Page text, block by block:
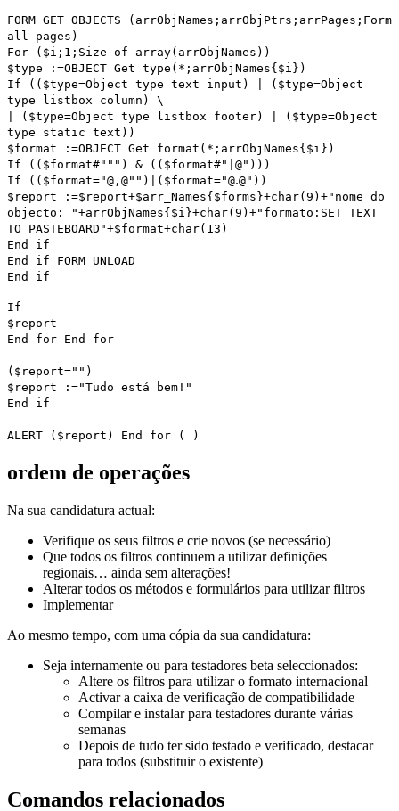
FORM GET OBJECTS ( arrObjNames ; arrObjPtrs ; arrPages ; Form
all pages )
For ( $i ;1; Size of array( arrObjNames ))
$type :=OBJECT Get type (*; arrObjNames{ $i })
If (( $type=Object type text input ) | ( $type=Object
type listbox column ) \
| ( $type=Object type listbox footer) | ( $type=Object
type static text ))
$format :=OBJECT Get format(*; arrObjNames{ $i })
If (( $format#""") & (( $format#"|@")))
If (( $format="@,@"")|( $format="@.@"))
$report :=$report+$arr_Names{ $forms }+char(9)+"nome do
objecto: "+arrObjNames{ $i }+char(9)+"formato: SET TEXT
TO PASTEBOARD "+$format+char(13)
End if
End if
FORM UNLOAD
End if
If
$report
End for End for
( $report="")
$report :="Tudo está bem!"
End if
ALERT ( $report ) End for ( )
ordem de operações
Na sua candidatura actual:
Verifique os seus filtros e crie novos (se necessário)
Que todos os filtros continuem a utilizar definições
regionais… ainda sem alterações!
Alterar todos os métodos e formulários para utilizar filtros
Implementar
Ao mesmo tempo, com uma cópia da sua candidatura:
Seja internamente ou para testadores beta seleccionados:
Altere os filtros para utilizar o formato internacional
Activar a caixa de verificação de compatibilidade
Compilar e instalar para testadores durante várias
semanas
Depois de tudo ter sido testado e verificado, destacar
para todos (substituir o existente)
Comandos relacionados